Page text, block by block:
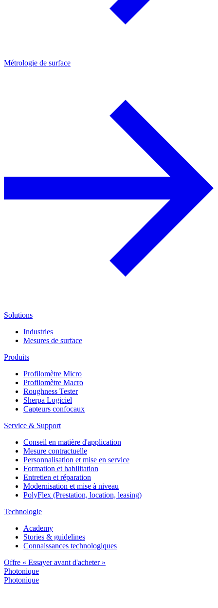
Métrologie de surface
Solutions
Industries
Mesures de surface
Produits
Profilomètre Micro
Profilomètre Macro
Roughness Tester
Sherpa Logiciel
Capteurs confocaux
Service & Support
Conseil en matière d'application
Mesure contractuelle
Personnalisation et mise en service
Formation et habilitation
Entretien et réparation
Modernisation et mise à niveau
PolyFlex (Prestation, location, leasing)
Technologie
Academy
Stories & guidelines
Connaissances technologiques
Offre « Essayer avant d'acheter »
Photonique
Photonique